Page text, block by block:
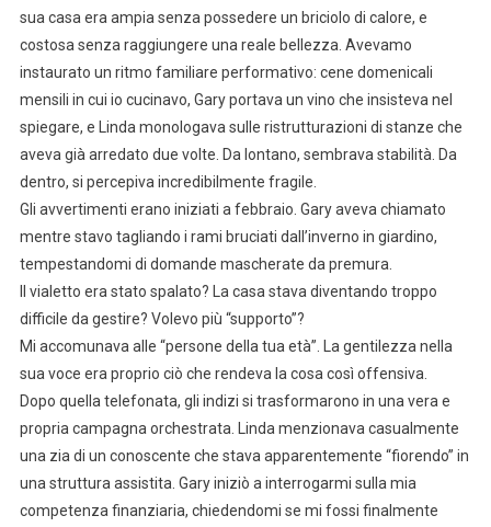
sua casa era ampia senza possedere un briciolo di calore, e
costosa senza raggiungere una reale bellezza. Avevamo
instaurato un ritmo familiare performativo: cene domenicali
mensili in cui io cucinavo, Gary portava un vino che insisteva nel
spiegare, e Linda monologava sulle ristrutturazioni di stanze che
aveva già arredato due volte. Da lontano, sembrava stabilità. Da
dentro, si percepiva incredibilmente fragile.
Gli avvertimenti erano iniziati a febbraio. Gary aveva chiamato
mentre stavo tagliando i rami bruciati dall’inverno in giardino,
tempestandomi di domande mascherate da premura.
Il vialetto era stato spalato? La casa stava diventando troppo
difficile da gestire? Volevo più “supporto”?
Mi accomunava alle “persone della tua età”. La gentilezza nella
sua voce era proprio ciò che rendeva la cosa così offensiva.
Dopo quella telefonata, gli indizi si trasformarono in una vera e
propria campagna orchestrata. Linda menzionava casualmente
una zia di un conoscente che stava apparentemente “fiorendo” in
una struttura assistita. Gary iniziò a interrogarmi sulla mia
competenza finanziaria, chiedendomi se mi fossi finalmente